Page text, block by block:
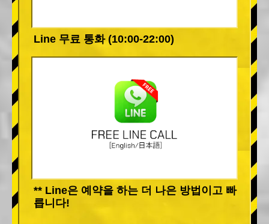
Line 무료 통화 (10:00-22:00)
** Line은 예약을 하는 더 나은 방법이고 빠
릅니다!